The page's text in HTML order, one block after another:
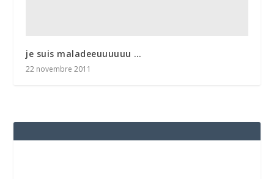
je suis maladeeuuuuuu …
22 novembre 2011